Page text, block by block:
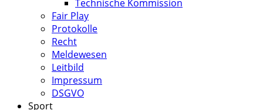
Technische Kommission
Fair Play
Protokolle
Recht
Meldewesen
Leitbild
Impressum
DSGVO
Sport